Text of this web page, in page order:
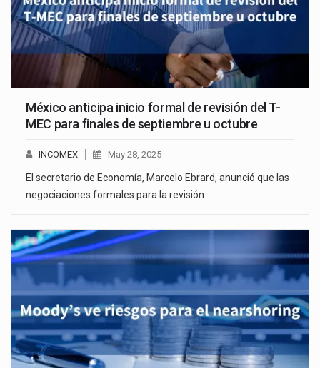
México anticipa inicio formal de revisión del T-
MEC para finales de septiembre u octubre
INCOMEX May 28, 2025
El secretario de Economía, Marcelo Ebrard, anunció que las
negociaciones formales para la revisión…